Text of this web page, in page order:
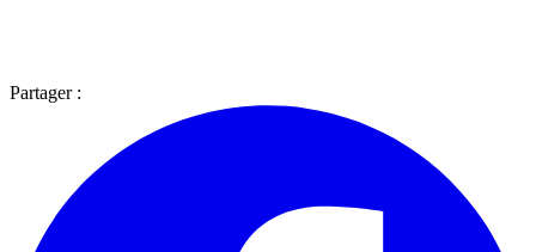
Partager :